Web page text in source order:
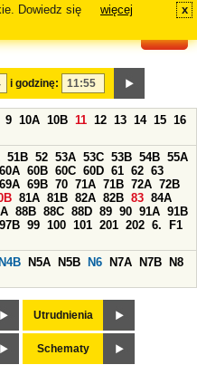
Dowiedz się
więcej x
i godzinę:
9 10A 10B 11 12 13 14 15 16
51B 52 53A 53C 53B 54B 55A
60A 60B 60C 60D 61 62 63
69A 69B 70 71A 71B 72A 72B
81A 81B 82A 82B 83 84A
88B 88C 88D 89 90 91A 91B
97B 99 100 101 201 202 6.
F1
N4B N5A N5B N6 N7A N7B
N8
Utrudnienia
Schematy